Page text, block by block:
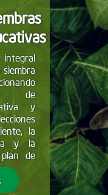
de
y
la
y la
de